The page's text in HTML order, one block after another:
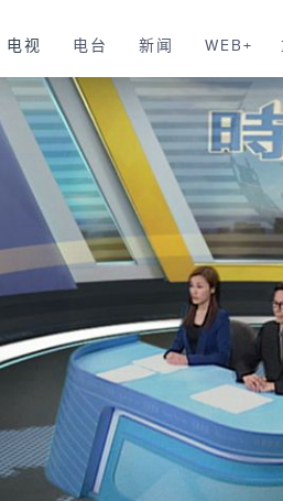
电视 电台 新闻 WEB+